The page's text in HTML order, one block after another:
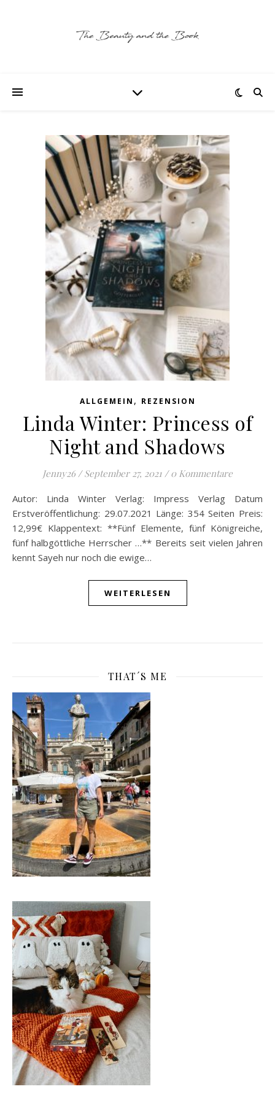
ALLGEMEIN , REZENSION
Linda Winter: Princess of
Night and Shadows
Jenny26 / September 27, 2021 / 0 Kommentare
Autor: Linda Winter Verlag: Impress Verlag Datum
Erstveröffentlichung: 29.07.2021 Länge: 354 Seiten Preis:
12,99€ Klappentext: **Fünf Elemente, fünf Königreiche,
fünf halbgöttliche Herrscher …** Bereits seit vielen Jahren
kennt Sayeh nur noch die ewige…
WEITERLESEN
THAT´S ME